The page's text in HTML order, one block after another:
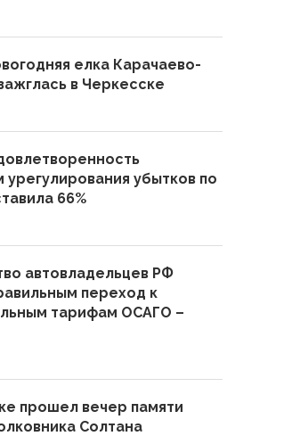
елка Карачаево-
в Черкесске
убытков по
66%
автовладельцев РФ
переход к
тарифам ОСАГО –
прошел вечер памяти
Солтана